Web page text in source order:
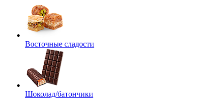
Восточные сладости
Шоколад/батончики